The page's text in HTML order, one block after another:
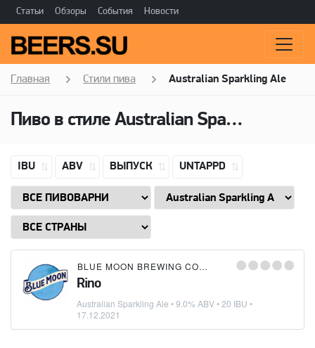
Статьи Обзоры События Новости
Главная Стили пива Australian Sparkling Ale
Пиво в стиле Australian Sparkling Ale, Горечь: 20 IBU
IBU ABV ВЫПУСК UNTAPPD
BLUE MOON BREWING COMPANY
Rino
Australian Sparkling Ale • 9.0% ABV • 20 IBU •
17.12.2021